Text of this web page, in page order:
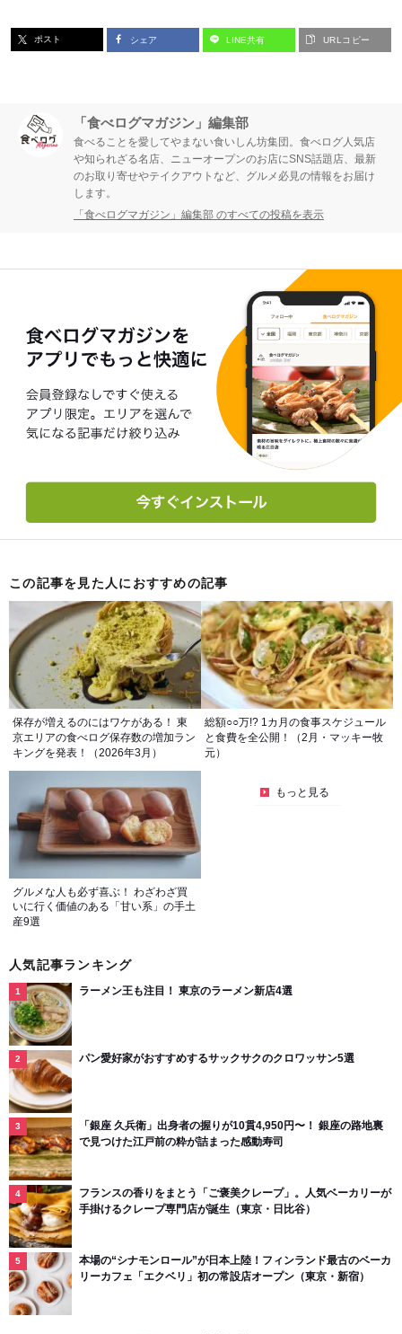
ポスト シェア LINE共有 URLコピー
「食べログマガジン」編集部
食べることを愛してやまない食いしん坊集団。食べログ人気店
や知られざる名店、ニューオープンのお店にSNS話題店、最新
のお取り寄せやテイクアウトなど、グルメ必見の情報をお届け
します。
「食べログマガジン」編集部 のすべての投稿を表示
この記事を見た人におすすめの記事
保存が増えるのにはワケがある！ 東
京エリアの食べログ保存数の増加ラン
キングを発表！（2026年3月）
総額○○万!? 1カ月の食事スケジュール
と食費を全公開！（2月・マッキー牧
元）
グルメな人も必ず喜ぶ！ わざわざ買
いに行く価値のある「甘い系」の手土
産9選
もっと見る
人気記事ランキング
ラーメン王も注目！ 東京のラーメン新店4選
パン愛好家がおすすめするサックサクのクロワッサン5選
「銀座 久兵衛」出身者の握りが10貫4,950円〜！ 銀座の路地裏
で見つけた江戸前の粋が詰まった感動寿司
フランスの香りをまとう「ご褒美クレープ」。人気ベーカリーが
手掛けるクレープ専門店が誕生（東京・日比谷）
本場の“シナモンロール”が日本上陸！フィンランド最古のベーカ
リーカフェ「エクベリ」初の常設店オープン（東京・新宿）